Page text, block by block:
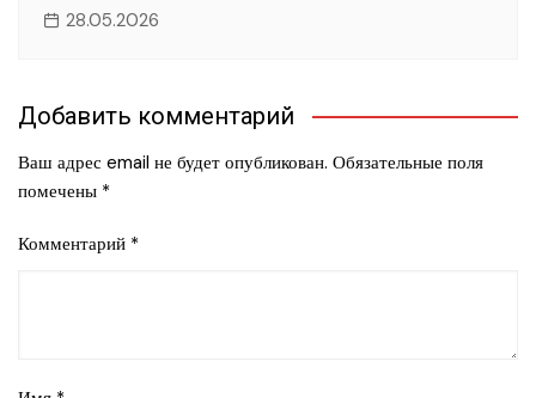
28.05.2026
Добавить комментарий
Ваш адрес email не будет опубликован. Обязательные поля
помечены *
Комментарий *